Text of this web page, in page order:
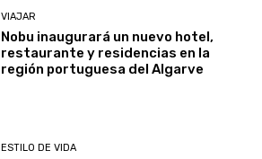
VIAJAR
Nobu inaugurará un nuevo hotel,
restaurante y residencias en la
región portuguesa del Algarve
ESTILO DE VIDA